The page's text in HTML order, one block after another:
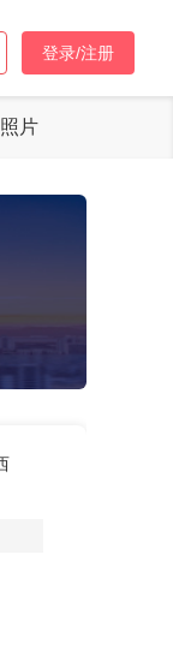
登录/注册
照片